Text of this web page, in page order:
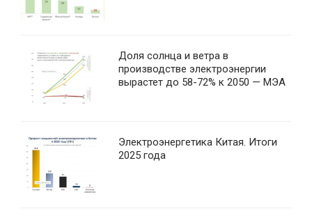
Доля солнца и ветра в
производстве электроэнергии
вырастет до 58-72% к 2050 — МЭА
Электроэнергетика Китая. Итоги
2025 года